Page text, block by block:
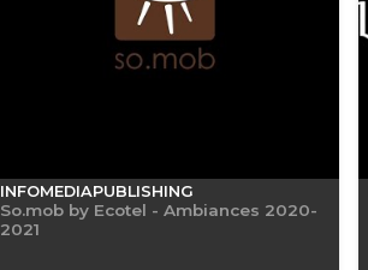
INFOMEDIAPUBLISHING
So.mob by Ecotel - Ambiances 2020-
2021